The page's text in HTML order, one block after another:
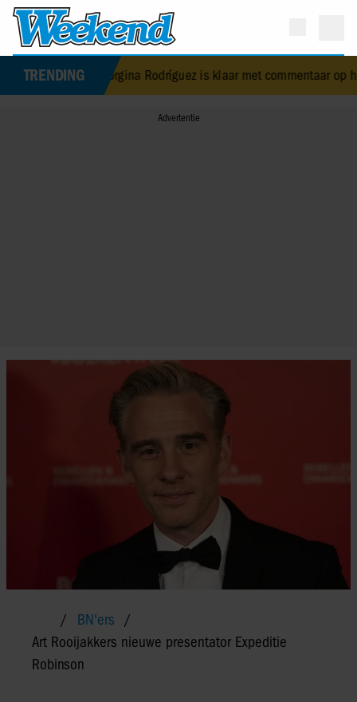
TRENDING
Georgina Rodríguez is klaar met commentaar op haar lichaam
BN'ers
Art Rooijakkers nieuwe presentator Expeditie
Robinson